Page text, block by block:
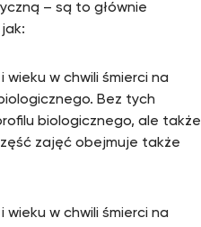
– są to głównie
w chwili śmierci na
Bez tych
biologicznego, ale także
zajęć obejmuje także
w chwili śmierci na